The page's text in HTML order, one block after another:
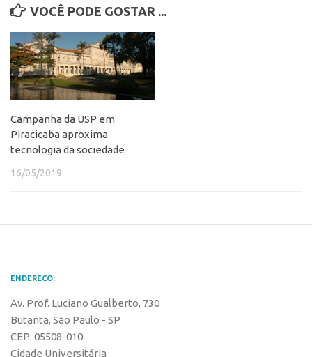
PRPI/USP
InovaUSP
Comunicação
Eventos
Agenda AUSPIN
Fala Inovação
Premiações
Propriedade Intelectual
Patentes
VOCÊ PODE GOSTAR ...
Campanha da USP em
Piracicaba aproxima
tecnologia da sociedade
16/05/2019
ENDEREÇO:
Av. Prof. Luciano Gualberto, 730
Butantã, São Paulo - SP
CEP: 05508-010
Cidade Universitária